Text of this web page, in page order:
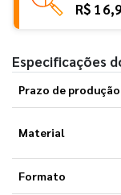
R$
Especificações
Prazo de produção
Material
Formato